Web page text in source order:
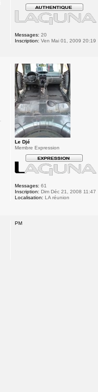
Messages: 20
Inscription: Ven Mai 01, 2009 20:19
Le Djé
Membre Expression
Messages: 61
Inscription: Dim Déc 21, 2008 11:47
Localisation: LA réunion
PM